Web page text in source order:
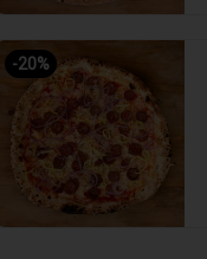
-20%